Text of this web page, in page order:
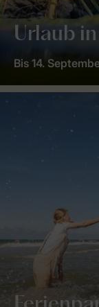
Urlaub
Bis 14.